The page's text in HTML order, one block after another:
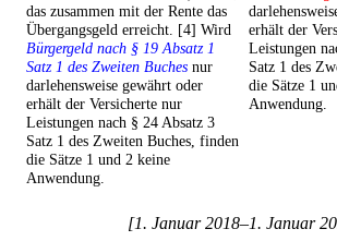
das zusammen mit der Rente das
Übergangsgeld erreicht. [4] Wird
Bürgergeld nach § 19 Absatz 1
Satz 1 des Zweiten Buches nur
darlehensweise gewährt oder
erhält der Versicherte nur
Leistungen nach § 24 Absatz 3
Satz 1 des Zweiten Buches, finden
die Sätze 1 und 2 keine
Anwendung.
erhält der
Leistungen
Satz 1 des
die Sätze 1
Anwendung.
[1. Januar 2018–1. Januar